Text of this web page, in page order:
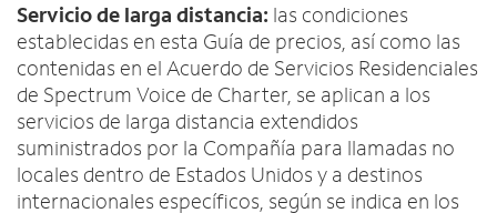
Servicio de larga distancia: las condiciones
establecidas en esta Guía de precios, así como las
contenidas en el Acuerdo de Servicios Residenciales
de Spectrum Voice de Charter, se aplican a los
servicios de larga distancia extendidos
suministrados por la Compañía para llamadas no
locales dentro de Estados Unidos y a destinos
internacionales específicos, según se indica en los